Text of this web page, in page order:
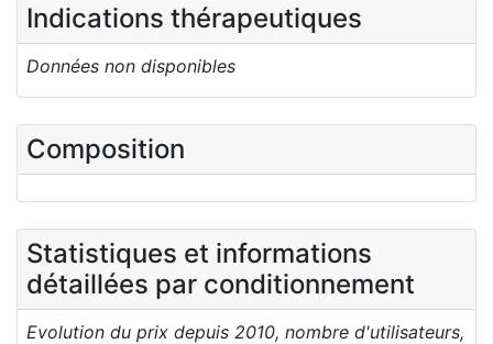
Indications thérapeutiques
Données non disponibles
Composition
Statistiques et informations
détaillées par conditionnement
Evolution du prix depuis 2010, nombre d'utilisateurs,